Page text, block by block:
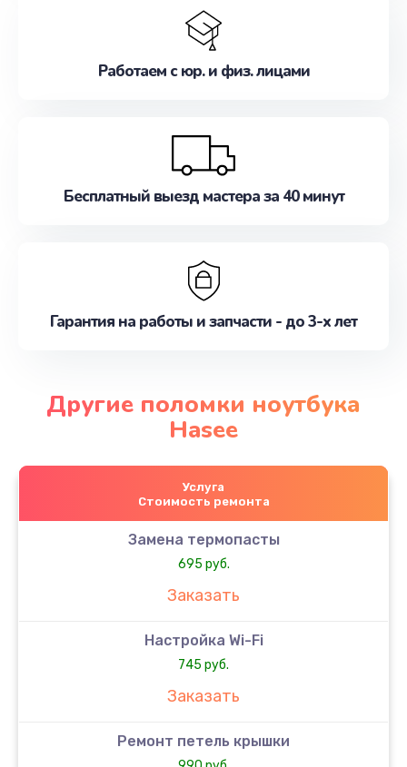
Работаем с юр. и физ. лицами
Бесплатный выезд мастера за 40 минут
Гарантия на работы и запчасти - до 3-х лет
Другие поломки ноутбука
Hasee
Услуга
Стоимость ремонта
Замена термопасты
695 руб.
Заказать
Настройка Wi-Fi
745 руб.
Заказать
Ремонт петель крышки